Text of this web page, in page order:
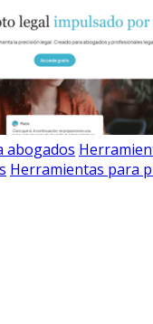
abogados
Herramientas para